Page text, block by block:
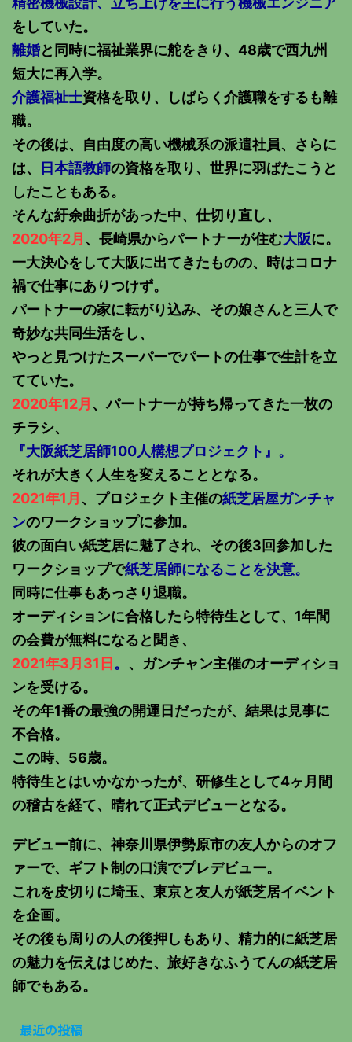
をしていた。
離婚と同時に福祉業界に舵をきり、48歳で西九州
短大に再入学。
介護福祉士資格を取り、しばらく介護職をするも離
職。
その後は、自由度の高い機械系の派遣社員、さらに
は、
日本語教師の資格を取り、世界に羽ばたこうと
したこともある。
そんな紆余曲折があった中、仕切り直し、
2020年2月 、長崎県からパートナーが住む大阪に。
一大決心をして大阪に出てきたものの、時はコロナ
禍で仕事にありつけず。
パートナーの家に転がり込み、その娘さんと三人で
奇妙な共同生活をし、
やっと見つけたスーパーでパートの仕事で生計を立
てていた。
2020年12月 、パートナーが持ち帰ってきた一枚の
チラシ、
『大阪紙芝居師100人構想プロジェクト』。
それが大きく人生を変えることとなる。
2021年1月 、プロジェクト主催の紙芝居屋ガンチャ
ンのワークショップに参加。
彼の面白い紙芝居に魅了され、その後3回参加した
ワークショップで紙芝居師になることを決意。
同時に仕事もあっさり退職。
オーディションに合格したら特待生として、1年間
の会費が無料になると聞き、
2021年3月31日 。 、ガンチャン主催のオーディショ
ンを受ける。
その年1番の最強の開運日だったが、結果は見事に
不合格。
この時、56歳。
特待生とはいかなかったが、研修生として4ヶ月間
の稽古を経て、晴れて正式デビューとなる。
デビュー前に、神奈川県伊勢原市の友人からのオフ
ァーで、ギフト制の口演でプレデビュー。
これを皮切りに埼玉、東京と友人が紙芝居イベント
を企画。
その後も周りの人の後押しもあり、精力的に紙芝居
の魅力を伝えはじめた、旅好きなふうてんの紙芝居
師でもある。
最近の投稿